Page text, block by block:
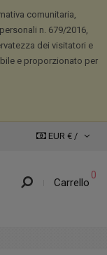
comunitaria,
n. 679/2016,
dei visitatori e
e proporzionato per
EUR € /
Carrello
0